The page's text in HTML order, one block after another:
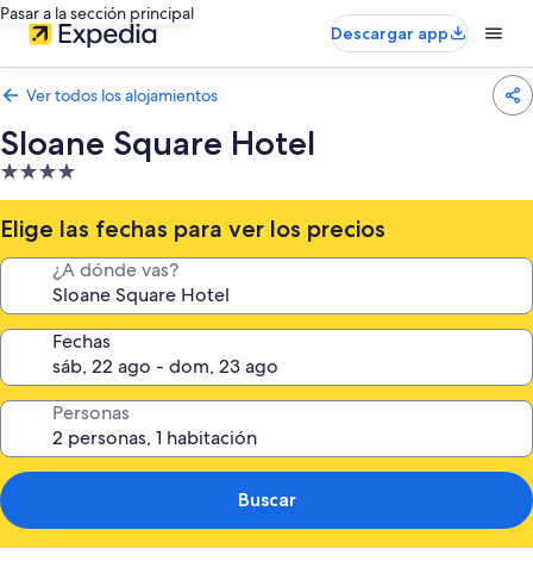
Pasar a la sección principal
Descargar app
Ver todos los alojamientos
Sloane Square Hotel
Alojamiento
de
4.0 estrellas
Elige las fechas para ver los precios
¿A dónde vas?
Fechas
Personas
Buscar